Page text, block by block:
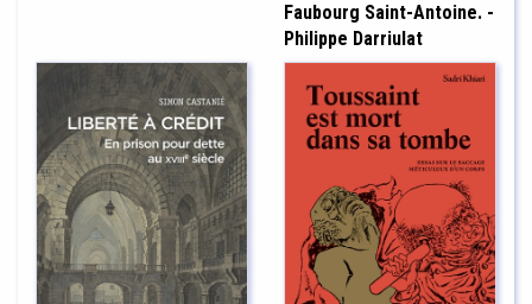
Faubourg Saint-Antoine. -
Philippe Darriulat